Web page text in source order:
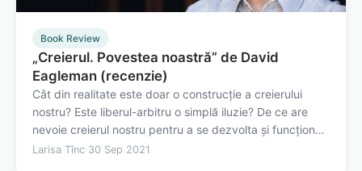
Book Review
„Creierul. Povestea noastră” de David
Eagleman (recenzie)
Cât din realitate este doar o construcție a creierului
nostru? Este liberul-arbitru o simplă iluzie? De ce are
nevoie creierul nostru pentru a se dezvolta și funcționa
normal? „Creierul. Povestea noastră” de David Eagleman
Larisa Tînc· 30 Sep 2021